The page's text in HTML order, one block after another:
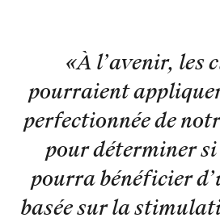
«À l’avenir, les
pourraient
perfectionnée de
pour déterminer
pourra bénéficier
basée sur la